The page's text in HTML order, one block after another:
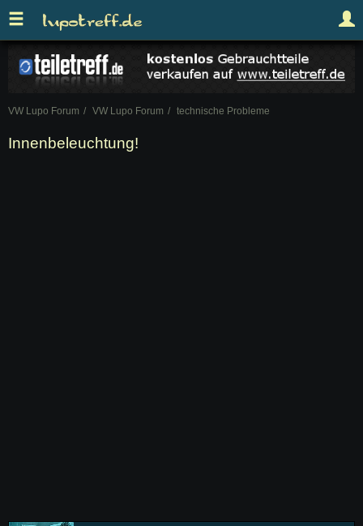
VW Lupo Forum VW Lupo Forum technische Probleme
Innenbeleuchtung!